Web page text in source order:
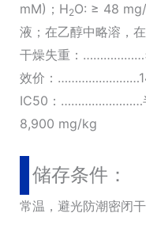
mM)；H2O: ≥ 48
液；在乙醇中略溶，
干燥失重：
效价：
IC50：……………………
8,900 mg/kg
储存条件：
常温，避光防潮密闭